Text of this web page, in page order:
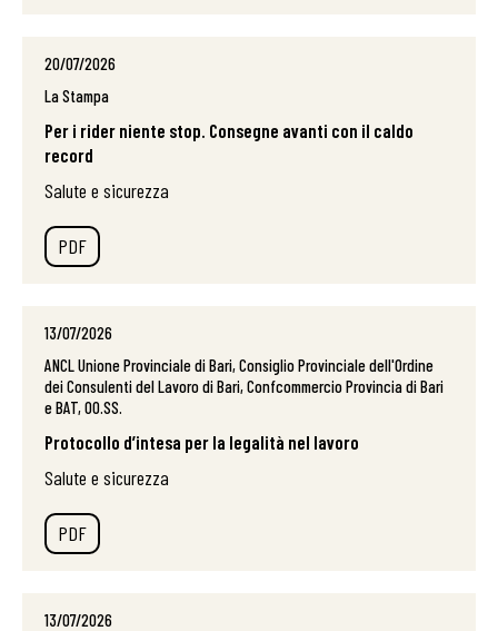
20/07/2026
La Stampa
Per i rider niente stop. Consegne avanti con il caldo
record
Salute e sicurezza
PDF
13/07/2026
ANCL Unione Provinciale di Bari, Consiglio Provinciale dell'Ordine
dei Consulenti del Lavoro di Bari, Confcommercio Provincia di Bari
e BAT, OO.SS.
Protocollo d’intesa per la legalità nel lavoro
Salute e sicurezza
PDF
13/07/2026